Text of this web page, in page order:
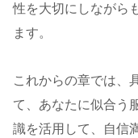
性を大切にしながら
ます。
これからの章では、
て、あなたに似合う
識を活用して、自信